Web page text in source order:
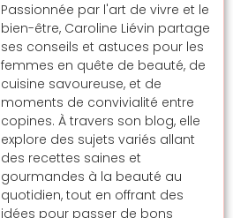
Passionnée par l'art de vivre et le
bien-être, Caroline Liévin partage
ses conseils et astuces pour les
femmes en quête de beauté, de
cuisine savoureuse, et de
moments de convivialité entre
copines. À travers son blog, elle
explore des sujets variés allant
des recettes saines et
gourmandes à la beauté au
quotidien, tout en offrant des
idées pour passer de bons